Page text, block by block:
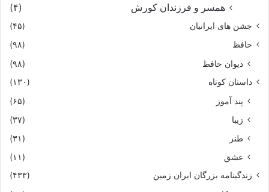
همسر و فرزندان کورش
(۴)
جشن های ایرانیان
(۴۵)
حافظ
(۹۸)
دیوان حافظ (۹۸)
داستان کوتاه (۱۳۰)
پند آموز
(۶۵)
زیبا
(۳۷)
طنز
(۳۱)
عشق
(۱۱)
زندگینامه بزرگان ایران زمین (۴۳۳)